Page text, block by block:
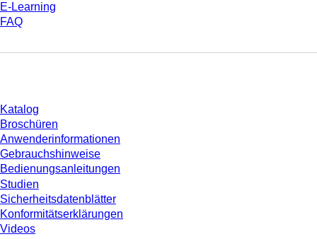
E-Learning
FAQ
Katalog
Broschüren
Anwenderinformationen
Gebrauchshinweise
Bedienungsanleitungen
Studien
Sicherheitsdatenblätter
Konformitätserklärungen
Videos